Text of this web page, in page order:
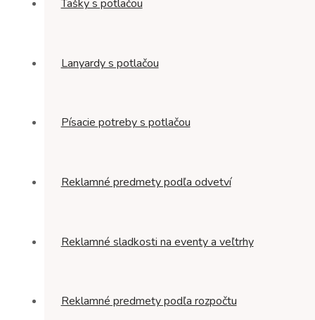
Tašky s potlačou
Lanyardy s potlačou
Písacie potreby s potlačou
Reklamné predmety podľa odvetví
Reklamné sladkosti na eventy a veľtrhy
Reklamné predmety podľa rozpočtu